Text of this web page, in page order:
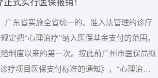
式实行医保报销！
广东省实施全省统一的、准入法管理的诊疗
定把“心理治疗”纳入医保基金支付的范围。
制度以来的第一次。按此前广州市医保局拟
疗项目医保支付标准的通知》，“心理治疗”